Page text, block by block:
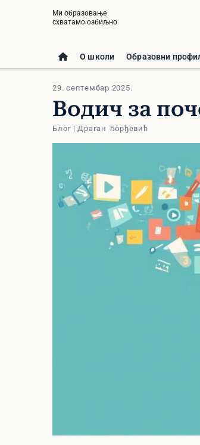
Ми образовање
схватамо озбиљно
О школи Образовни
29. септембар 2025.
Водич за
Блог | Драган Ђорђевић